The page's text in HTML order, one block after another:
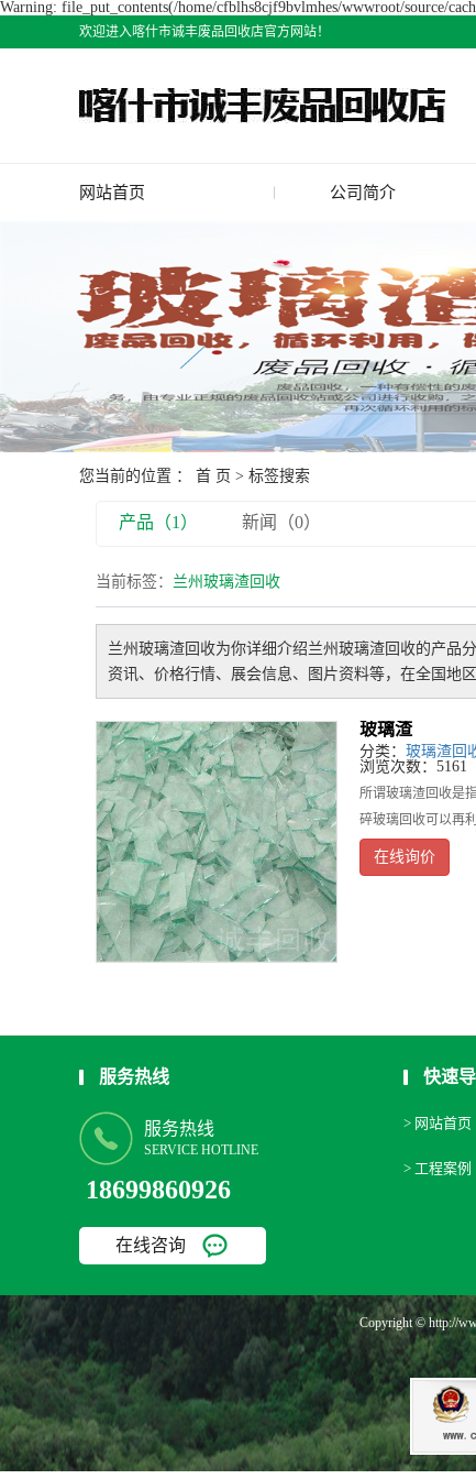
Warning: file_put_contents(/home/cfblhs8cjf9bvlmhes/wwwroot/source/
欢迎进入喀什市诚丰废品回收店官方网站！
网站首页 公司简介
您当前的位置 ： 首 页 > 标签搜索
产品（1） 新闻（0）
当前标签： 兰州玻璃渣回收
兰州玻璃渣回收为你详细介绍兰州玻璃渣回收的产品
资讯、价格行情、展会信息、图片资料等，在全国地
玻璃渣
分类： 玻璃渣回
浏览次数：5161
所谓玻璃渣回收是
碎玻璃回收可以再
在线询价
服务热线
服务热线
SERVICE HOTLINE
18699860926
在线咨询
快速
> 网站首页
> 工程案例
Copyright © http://